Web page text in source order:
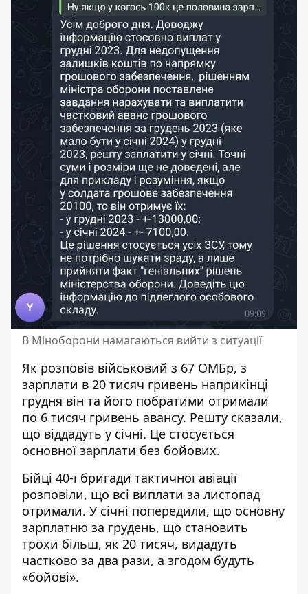
В Міноборони намагаються вийти з ситуації
Як розповів військовий з 67 ОМБр, з
зарплати в 20 тисяч гривень наприкінці
грудня він та його побратими отримали
по 6 тисяч гривень авансу. Решту сказали,
що віддадуть у січні. Це стосується
основної зарплати без бойових.
Бійці 40-ї бригади тактичної авіації
розповіли, що всі виплати за листопад
отримали. У січні попередили, що основну
зарплатню за грудень, що становить
трохи більш, як 20 тисяч, видадуть
частково за два рази, а згодом будуть
«бойові».